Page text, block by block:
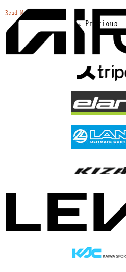
Read More »
« Previous